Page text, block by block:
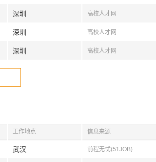
深圳 高校人才网
深圳 高校人才网
深圳 高校人才网
工作地点 信息来源
武汉 前程无忧(51JOB)